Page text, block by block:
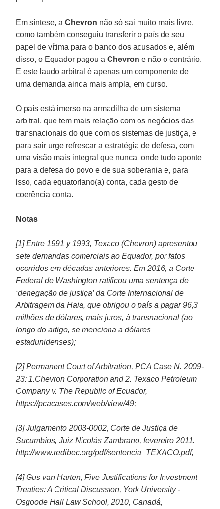
Em síntese, aChevron não só sai muito mais livre,
como também conseguiu transferir o país de seu
papel de vítima para o banco dos acusados e, além
disso, o Equador pagou aChevron e não o contrário.
E este laudo arbitral é apenas um componente de
uma demanda ainda mais ampla, em curso.
O país está imerso na armadilha de um sistema
arbitral, que tem mais relação com os negócios das
transnacionais do que com os sistemas de justiça, e
para sair urge refrescar a estratégia de defesa, com
uma visão mais integral que nunca, onde tudo aponte
para a defesa do povo e de sua soberania e, para
isso, cada equatoriano(a) conta, cada gesto de
coerência conta.
Notas
[1] Entre 1991 y 1993, Texaco (Chevron) apresentou
sete demandas comerciais ao Equador, por fatos
ocorridos em décadas anteriores. Em 2016, a Corte
Federal de Washington ratificou uma sentença de
‘denegação de justiça’ da Corte Internacional de
Arbitragem da Haia, que obrigou o país a pagar 96,3
milhões de dólares, mais juros, à transnacional (ao
longo do artigo, se menciona a dólares
estadunidenses);
[2] Permanent Court of Arbitration, PCA Case N. 2009-
23: 1.Chevron Corporation and 2. Texaco Petroleum
Company v. The Republic of Ecuador,
https://pcacases.com/web/view/49;
[3] Julgamento 2003-0002, Corte de Justiça de
Sucumbíos, Juiz Nicolás Zambrano, fevereiro 2011.
http://www.redibec.org/pdf/sentencia_TEXACO.pdf;
[4] Gus van Harten, Five Justifications for Investment
Treaties: A Critical Discussion, York University -
Osgoode Hall Law School, 2010, Canadá,